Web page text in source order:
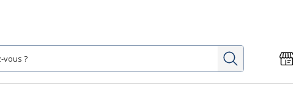
Rechercher